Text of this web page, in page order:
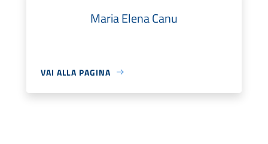
Maria Elena Canu
VAI ALLA PAGINA